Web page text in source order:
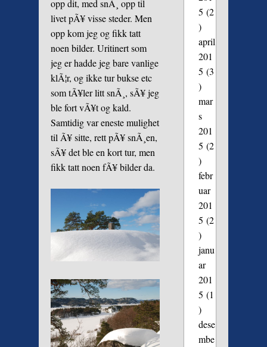
opp dit, med snÃ¸ opp til
livet pÃ¥ visse steder. Men
opp kom jeg og fikk tatt
noen bilder. Uritinert som
jeg er hadde jeg bare vanlige
klÃ¦r, og ikke tur bukse etc
som tÃ¥ler litt snÃ¸, sÃ¥ jeg
ble fort vÃ¥t og kald.
Samtidig var eneste mulighet
til Ã¥ sitte, rett pÃ¥ snÃ¸en,
sÃ¥ det ble en kort tur, men
fikk tatt noen fÃ¥ bilder da.
5 (2
)
april
201
5 (3
)
mar
s
201
5 (2
)
febr
uar
201
5 (2
)
janu
ar
201
5 (1
)
dese
mbe